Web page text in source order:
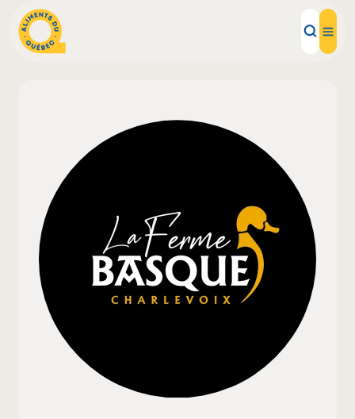
Aliments d'ici
Recettes
Inspirations d'ici
Restaurants
Institutions
À propos